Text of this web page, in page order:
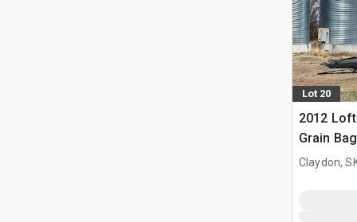
Lot 20
2012
Grain
Claydon,